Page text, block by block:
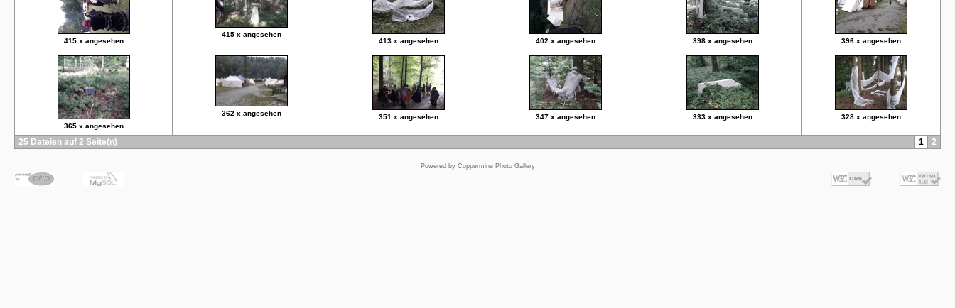
415 x angesehen
415 x angesehen
413 x angesehen
402 x angesehen 398 x angesehen 396 x angesehen
365 x angesehen
362 x angesehen 351 x angesehen 347 x angesehen 333 x angesehen 328 x angesehen
25 Dateien auf 2 Seite(n) 1 2
Powered by Coppermine Photo Gallery